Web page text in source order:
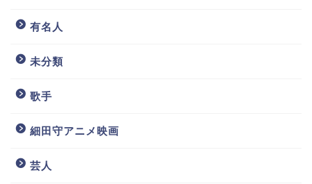
有名人
未分類
歌手
細田守アニメ映画
芸人